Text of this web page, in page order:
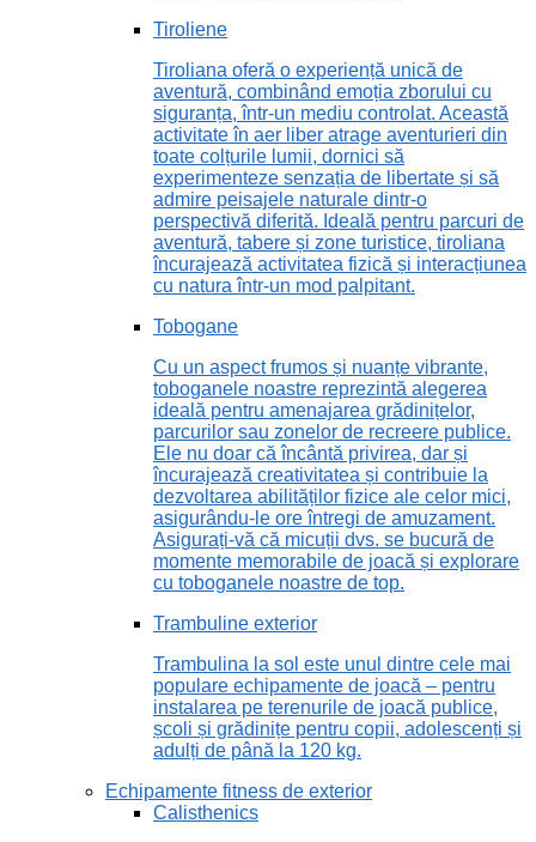
Tiroliene
Tiroliana oferă o experiență unică de
aventură, combinând emoția zborului cu
siguranța, într-un mediu controlat. Această
activitate în aer liber atrage aventurieri din
toate colțurile lumii, dornici să
experimenteze senzația de libertate și să
admire peisajele naturale dintr-o
perspectivă diferită. Ideală pentru parcuri de
aventură, tabere și zone turistice, tiroliana
încurajează activitatea fizică și interacțiunea
cu natura într-un mod palpitant.
Tobogane
Cu un aspect frumos și nuanțe vibrante,
toboganele noastre reprezintă alegerea
ideală pentru amenajarea grădinițelor,
parcurilor sau zonelor de recreere publice.
Ele nu doar că încântă privirea, dar și
încurajează creativitatea și contribuie la
dezvoltarea abilităților fizice ale celor mici,
asigurându-le ore întregi de amuzament.
Asigurați-vă că micuții dvs. se bucură de
momente memorabile de joacă și explorare
cu toboganele noastre de top.
Trambuline exterior
Trambulina la sol este unul dintre cele mai
populare echipamente de joacă – pentru
instalarea pe terenurile de joacă publice,
școli și grădinițe pentru copii, adolescenți și
adulți de până la 120 kg.
Echipamente fitness de exterior
Calisthenics